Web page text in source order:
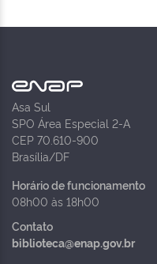
Asa Sul
SPO Área Especial 2-A
CEP 70.610-900
Brasília/DF
Horário de funcionamento
08h00 às 18h00
Contato
biblioteca@enap.gov.br